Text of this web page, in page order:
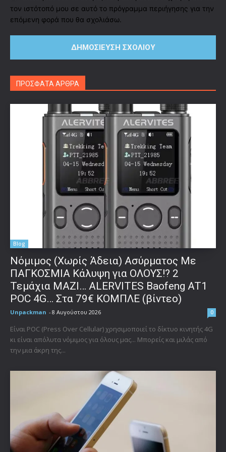
τον ιστότοπό μου σε αυτό το πρόγραμμα περιήγησης για την
επόμενη φορά που θα σχολιάσω.
ΠΡΟΣΦΑΤΑ ΑΡΘΡΑ
Blog
Νόμιμος (Χωρίς Άδεια) Ασύρματος Με
ΠΑΓΚΟΣΜΙΑ Κάλυψη για ΟΛΟΥΣ!? 2
Τεμάχια ΜΑΖΙ… ALERVITES Baofeng AT1
POC 4G… Στα 79€ ΚΟΜΠΛΕ (βίντεο)
Unpackman - 8 Αυγούστου 2026 0
Είναι POC (Press Over Cellular) χρησιμοποιεί το δίκτυο κινητής 4G
κι είναι απόλυτα νόμιμος για όλους μας... Μπορείς και μιλάς από
την μια άκρη της...